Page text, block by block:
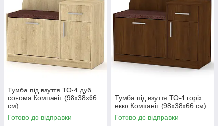
Тумба під взуття ТО-4 дуб
сонома Компаніт (98х38х66
см)
Готово до відправки
Тумба під взуття ТО-4 горіх
екко Компаніт (98х38х66 см)
Готово до відправки